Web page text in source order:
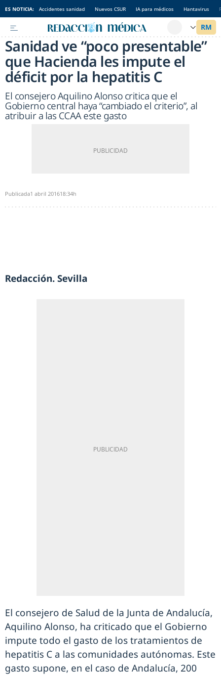
ES NOTICIA: Accidentes sanidad Nuevos CSUR IA para médicos Hantavirus
Sanidad ve “poco presentable”
que Hacienda les impute el
déficit por la hepatitis C
El consejero Aquilino Alonso critica que el
Gobierno central haya “cambiado el criterio”, al
atribuir a las CCAA este gasto
Publicada1 abril 201618:34h
Redacción. Sevilla
El consejero de Salud de la Junta de Andalucía,
Aquilino Alonso, ha criticado que el Gobierno
impute todo el gasto de los tratamientos de
hepatitis C a las comunidades autónomas. Este
gasto supone, en el caso de Andalucía, 200